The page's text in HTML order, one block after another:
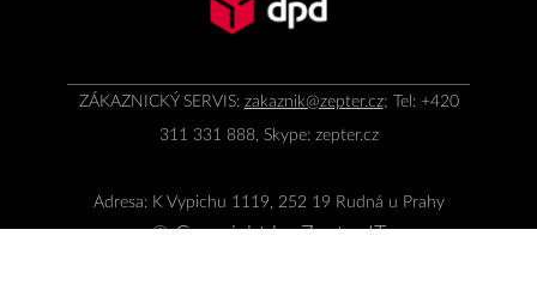
ZÁKAZNICKÝ SERVIS: zakaznik@zepter.cz; Tel: +420
311 331 888, Skype: zepter.cz
Adresa: K Vypichu 1119, 252 19 Rudná u Prahy
© Copyright byZepter IT